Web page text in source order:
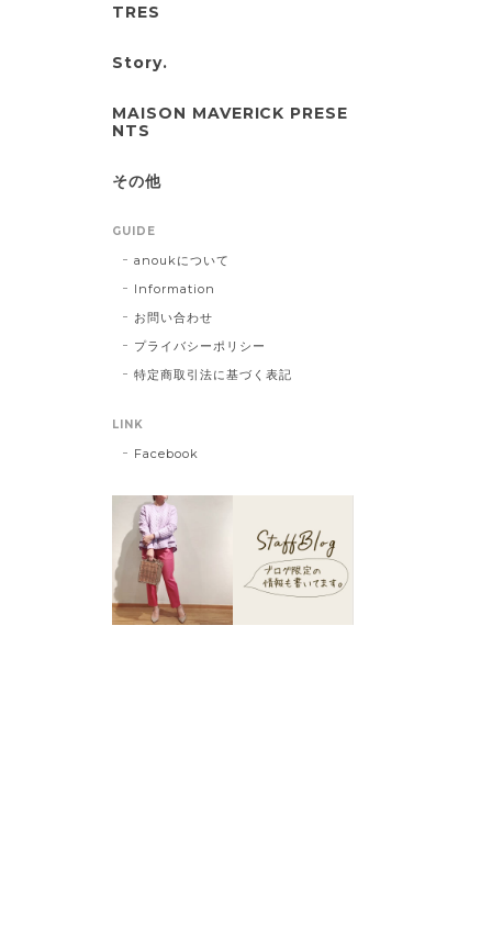
TRES
Story.
MAISON MAVERICK PRESE
NTS
その他
GUIDE
anoukについて
Information
お問い合わせ
プライバシーポリシー
特定商取引法に基づく表記
LINK
Facebook